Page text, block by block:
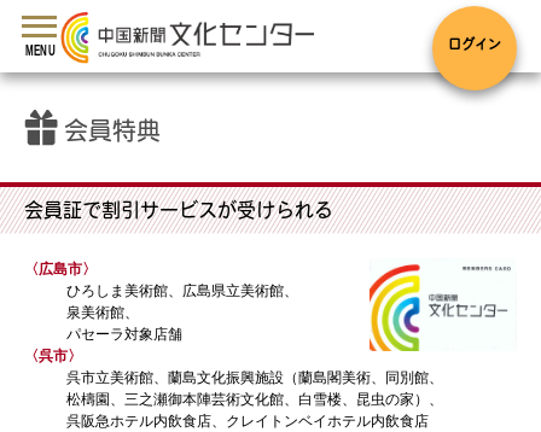
toggle
navigation
MENU ログイン
会員特典
会員証で割引サービスが受けられる
〈広島市〉
ひろしま美術館、広島県立美術館、
泉美術館、
パセーラ対象店舗
〈呉市〉
呉市立美術館、蘭島文化振興施設（蘭島閣美術、同別館、
松檮園、三之瀬御本陣芸術文化館、白雪楼、昆虫の家）、
呉阪急ホテル内飲食店、クレイトンベイホテル内飲食店